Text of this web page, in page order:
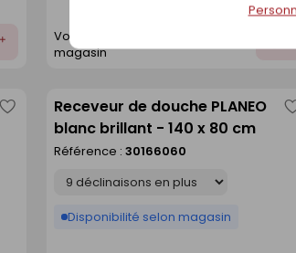
Voir prix et disponibilité en
magasin
Enregistrer
comme
Receveur de douche PLANEO
blanc brillant - 140 x 80 cm
Référence : 30166060
Disponibilité selon magasin